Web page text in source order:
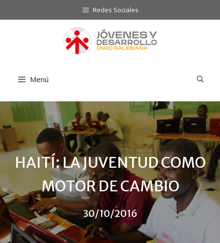
al
Redes Sociales
Menú
HAITÍ: LA JUVENTUD COMO
MOTOR DE CAMBIO
30/10/2016